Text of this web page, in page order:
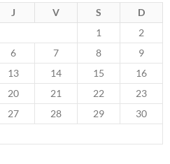
J V S
D
1
2
6 7 8
9
13 14 15
16
20 21 22
23
27 28 29
30